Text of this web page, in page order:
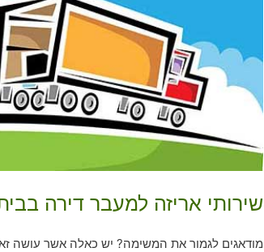
שירותי אריזה למעבר דירה
מודאגים לגמור את המשימה? יש כאלה אשר עושה